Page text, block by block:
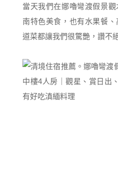
當天我們在娜嚕彎渡假景
南特色美食，也有水果餐
道菜都讓我們很驚艷，讚不